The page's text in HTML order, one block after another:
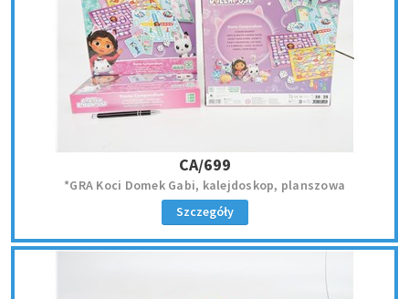
CA/699
*GRA Koci Domek Gabi, kalejdoskop, planszowa
Szczegóły